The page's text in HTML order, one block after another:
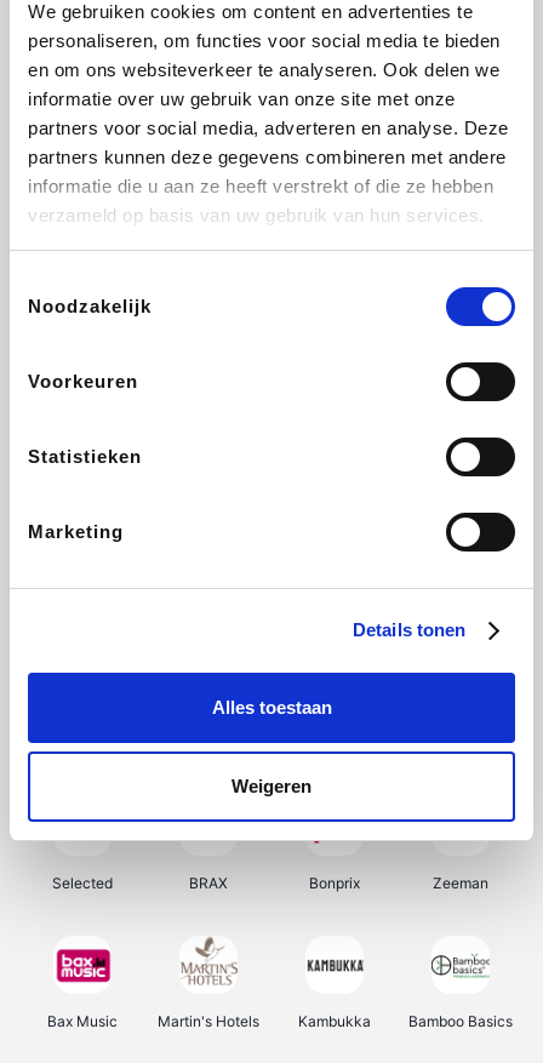
We gebruiken cookies om content en advertenties te
personaliseren, om functies voor social media te bieden
en om ons websiteverkeer te analyseren. Ook delen we
informatie over uw gebruik van onze site met onze
partners voor social media, adverteren en analyse. Deze
partners kunnen deze gegevens combineren met andere
informatie die u aan ze heeft verstrekt of die ze hebben
verzameld op basis van uw gebruik van hun services.
Noodzakelijk
Voorkeuren
Statistieken
Marketing
Details tonen
Alles toestaan
Weigeren
Weekendesk Sarenza Schiesser Interhome
Lufthansa
CheapTickets.be DeubaXXL
Samsung My Jewellery Delonghi Tennis Point
Selected BRAX Bonprix Zeeman
Bax Music Martin's Hotels Kambukka Bamboo Basics